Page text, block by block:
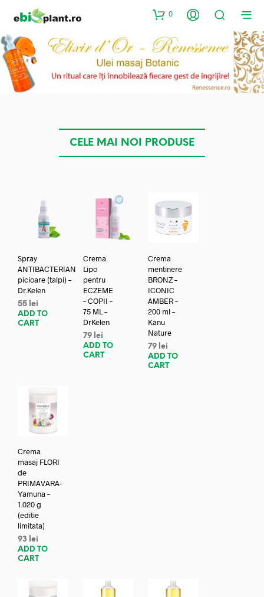
0
CELE MAI NOI PRODUSE
Spray
ANTIBACTERIAN
picioare (talpi) –
Dr.Kelen
55 lei
ADD TO
CART
Crema
Lipo
pentru
ECZEME
– COPII –
75 ML –
DrKelen
79 lei
ADD TO
CART
Crema
mentinere
BRONZ –
ICONIC
AMBER –
200 ml –
Kanu
Nature
79 lei
ADD TO
CART
Crema
masaj FLORI
de
PRIMAVARA-
Yamuna –
1.020 g
(editie
limitata)
93
lei
ADD TO
CART